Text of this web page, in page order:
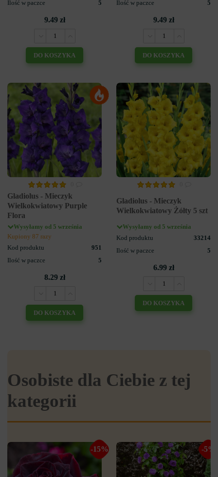
Ilość w paczce 5
9.49 zł
DO KOSZYKA
Ilość w paczce 5
9.49 zł
DO KOSZYKA
Gladiolus - Mieczyk
Wielkokwiatowy Purple
Flora
Wysyłamy od 5 września
Kupiony 87 razy
Kod produktu
951
Ilość w paczce
5
8.29 zł
DO KOSZYKA
Gladiolus - Mieczyk
Wielkokwiatowy Żółty 5 szt
Wysyłamy od 5 września
Kod produktu
33214
Ilość w paczce
5
6.99 zł
DO KOSZYKA
Osobiste dla Ciebie z tej
kategorii
-15% -5%